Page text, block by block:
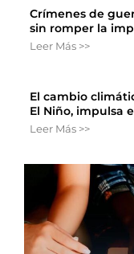
Crímenes de
sin romper la
Leer Más >>
El cambio
El Niño, impulsa
Leer Más >>